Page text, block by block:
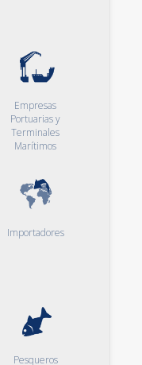
Empresas
Portuarias y
Terminales
Marítimos
Importadores
Pesqueros